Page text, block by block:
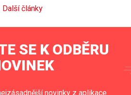
Další články
SE K ODBĚRU
novinky z aplikace